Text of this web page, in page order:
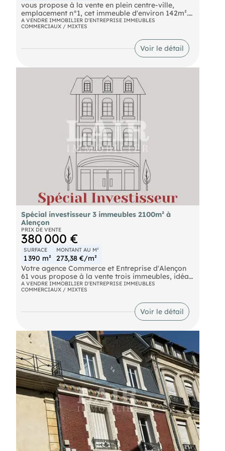
vous propose à la vente en plein centre-ville,
emplacement n°1, cet immeuble d'environ 142m².
Disposant d'une belle vitrine, il offre au rez-de-
chaussée un local commercial, avec espace
accueil et bureau, cuisine et sanitaires. Au premier,
bureaux avec accès privatif à un balcon, WC. Au
second, 2 pièces et un grenier. Pouvant être
habitation. Pour plus de renseignements,
contactez notre agence au .
A VENDRE IMMOBILIER D'ENTREPRISE IMMEUBLES
COMMERCIAUX / MIXTES
Voir le détail
Spécial investisseur 3 immeubles 2100m² à
Alençon
PRIX DE VENTE
380 000 €
SURFACE
1 390 m²
MONTANT AU M²
273,38 €/m²
Votre agence Commerce et Entreprise d'Alençon
61 vous propose à la vente trois immeubles, idéal
pour lnvestisseurs comprenant :
- Un bâtiment sur trois niveaux comprenant en
partie des logements (chambres , salles et
sanitaires) d'une surface de 900m2
- Un second bâtiment sur trois niveaux
salles de travail d'une surface de 490m2, Pour
davantage de renseignements contacter l'agence
au . (EI) Agent Commercial
- Numéro RSAC :
- .
A VENDRE IMMOBILIER D'ENTREPRISE IMMEUBLES
COMMERCIAUX / MIXTES
Voir le détail